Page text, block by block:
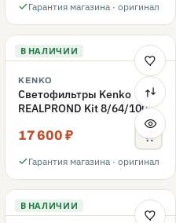
Гарантия магазина · оригинал
В НАЛИЧИИ
KENKO
Светофильтры Kenko
REALPROND Kit 8/64/1000
17 600 ₽
Гарантия магазина · оригинал
В НАЛИЧИИ